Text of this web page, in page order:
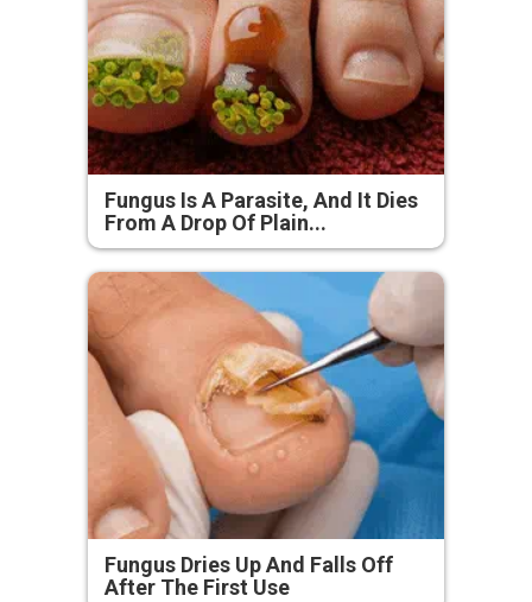
Fungus Is A Parasite, And It Dies
From A Drop Of Plain...
Fungus Dries Up And Falls Off
After The First Use